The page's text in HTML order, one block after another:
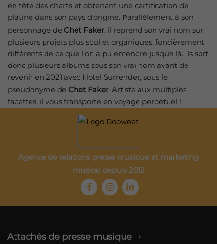
en tête des charts et obtenant une certification de
platine dans son pays d’origine. Parallèlement à son
personnage de Chet Faker, il reprend son vrai nom sur
plusieurs projets plus soul et organiques, foncièrement
différents de ce que l’on a pu entendre jusque là. Ils sort
donc plusieurs albums sous son vrai nom avant de
revenir en 2021 avec Hotel Surrender, sous le
pseudonyme de Chet Faker. Artiste aux multiples
facettes, il vous transporte en voyage perpétuel !
Agence de relations presse musique et marketing
musical depuis 2012
Attachés de presse musique